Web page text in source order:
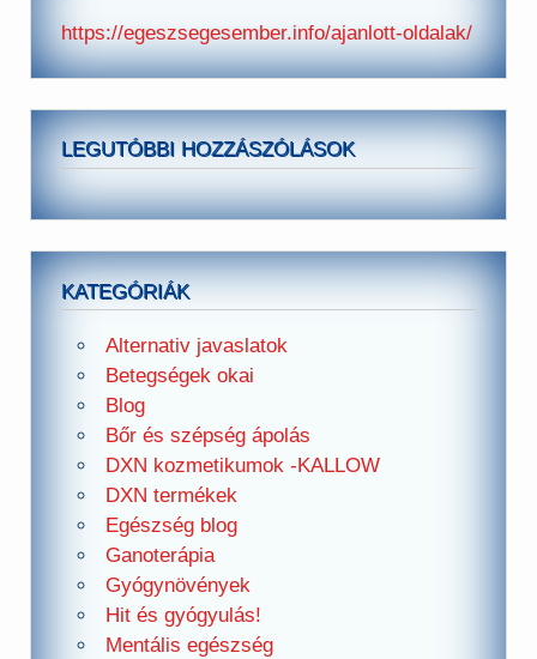
https://egeszsegesember.info/ajanlott-oldalak/
LEGUTÓBBI HOZZÁSZÓLÁSOK
KATEGÓRIÁK
Alternativ javaslatok
Betegségek okai
Blog
Bőr és szépség ápolás
DXN kozmetikumok -KALLOW
DXN termékek
Egészség blog
Ganoterápia
Gyógynövények
Hit és gyógyulás!
Mentális egészség